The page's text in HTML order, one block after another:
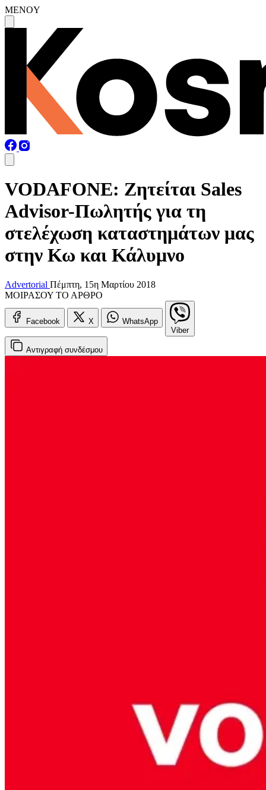
MENOY
VODAFONE: Ζητείται Sales
Advisor-Πωλητής για τη
στελέχωση καταστημάτων μας
στην Κω και Κάλυμνο
Advertorial Πέμπτη, 15η Μαρτίου 2018
ΜΟΙΡΑΣΟΥ ΤΟ ΑΡΘΡΟ
Facebook X
WhatsApp
Viber
Αντιγραφή συνδέσμου